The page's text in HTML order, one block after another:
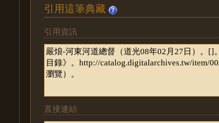
引用這筆典藏
引用資訊
直接連結